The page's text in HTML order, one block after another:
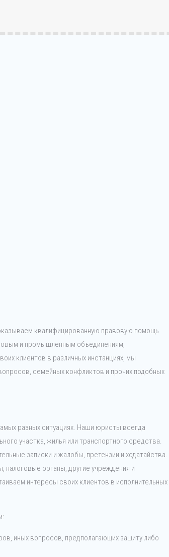
квалифицированную правовую помощь
и промышленным объединениям,
клиентов в различных инстанциях, мы
семейных конфликтов и прочих подобных
разных ситуациях. Наши юристы всегда
участка, жилья или транспортного средства.
записки и жалобы, претензии и ходатайства.
налоговые органы, другие учреждения и
интересы своих клиентов в исполнительных
иных вопросов, предполагающих защиту либо